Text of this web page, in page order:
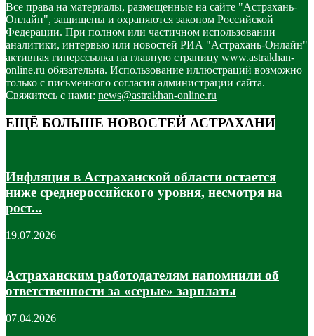
Все права на материалы, размещенные на сайте "Астрахань-
Онлайн", защищены и охраняются законом Российской
Федерации. При полном или частичном использовании
аналитики, интервью или новостей РИА "Астрахань-Онлайн"
активная гиперссылка на главную страницу www.astrakhan-
online.ru обязательна. Использование иллюстраций возможно
только с письменного согласия администрации сайта.
Свяжитесь с нами: news@astrakhan-online.ru
ЕЩЁ БОЛЬШЕ НОВОСТЕЙ АСТРАХАНИ
Инфляция в Астраханской области остается
ниже среднероссийского уровня, несмотря на
рост...
19.07.2026
Астраханским работодателям напомнили об
ответственности за «серые» зарплаты
07.04.2026